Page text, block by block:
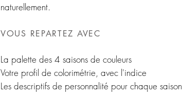
naturellement.
VOUS REPARTEZ AVEC
La palette des 4 saisons de couleurs
Votre profil de colorimétrie, avec l'indice
Les descriptifs de personnalité pour chaque saison